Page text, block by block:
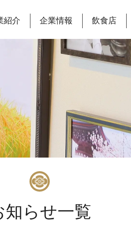
紹介 企業情報 飲食店
知らせ一覧